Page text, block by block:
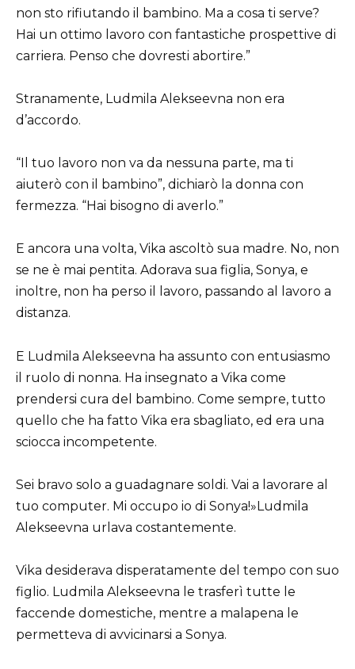
non sto rifiutando il bambino. Ma a cosa ti serve?
Hai un ottimo lavoro con fantastiche prospettive di
carriera. Penso che dovresti abortire.”
Stranamente, Ludmila Alekseevna non era
d’accordo.
“Il tuo lavoro non va da nessuna parte, ma ti
aiuterò con il bambino”, dichiarò la donna con
fermezza. “Hai bisogno di averlo.”
E ancora una volta, Vika ascoltò sua madre. No, non
se ne è mai pentita. Adorava sua figlia, Sonya, e
inoltre, non ha perso il lavoro, passando al lavoro a
distanza.
E Ludmila Alekseevna ha assunto con entusiasmo
il ruolo di nonna. Ha insegnato a Vika come
prendersi cura del bambino. Come sempre, tutto
quello che ha fatto Vika era sbagliato, ed era una
sciocca incompetente.
Sei bravo solo a guadagnare soldi. Vai a lavorare al
tuo computer. Mi occupo io di Sonya!»Ludmila
Alekseevna urlava costantemente.
Vika desiderava disperatamente del tempo con suo
figlio. Ludmila Alekseevna le trasferì tutte le
faccende domestiche, mentre a malapena le
permetteva di avvicinarsi a Sonya.